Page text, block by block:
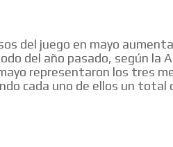
del juego en mayo
del año pasado, según la
representaron los tres
cada uno de ellos un total